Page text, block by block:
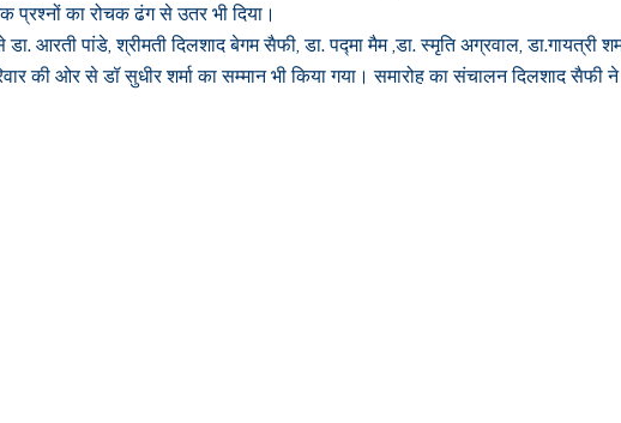
प्रश्नों का रोचक ढंग से उतर भी दिया।
डा. आरती पांडे, श्रीमती दिलशाद बेगम सैफी, डा. पद्मा मैम ,डा. स्मृति अग्रवाल, डा.गायत्री
की ओर से डॉ सुधीर शर्मा का सम्मान भी किया गया। समारोह का संचालन दिलशाद